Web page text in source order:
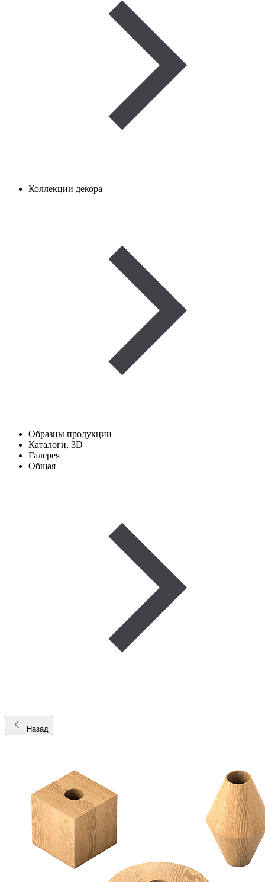
Коллекции декора
Образцы продукции
Каталоги, 3D
Галерея
Общая
Назад